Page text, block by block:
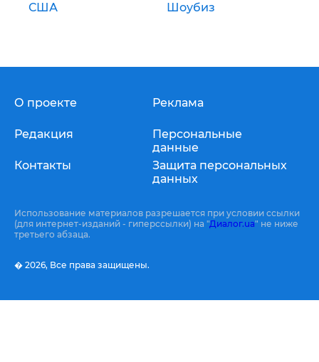
США Шоубиз
О проекте
Редакция
Контакты
Реклама
Персональные
данные
Защита персональных
данных
Использование материалов разрешается при условии ссылки
(для интернет-изданий - гиперссылки) на "Диалог.ua" не ниже
третьего абзаца.
� 2026, Все права защищены.